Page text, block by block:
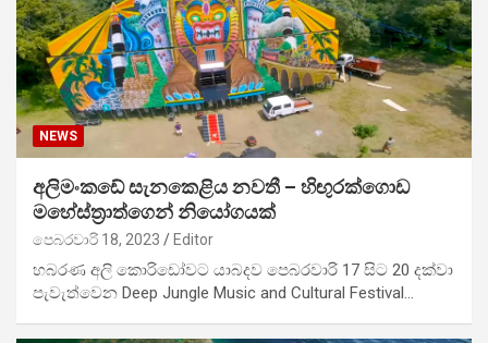
NEWS
අලිමංකඩේ සැනකෙළිය නවතී – හිඟුරක්ගොඩ
මහේස්ත්‍රාත්ගෙන් නියෝගයක්
පෙබරවාරි 18, 2023 Editor
හබරණ අලි කොරිඩෝවට යාබදව පෙබරවාරි 17 සිට 20 දක්වා
පැවැත්වෙන Deep Jungle Music and Cultural Festival…